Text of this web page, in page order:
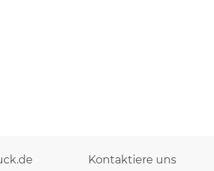
Kontaktiere uns